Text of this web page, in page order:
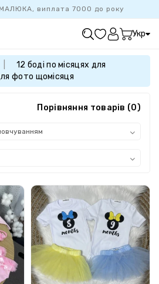
виплата 7000 до року
Укр
12 боді по місяцях для
фото щомісяця
Порівняння товарів (0)